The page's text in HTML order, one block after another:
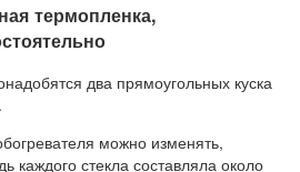
термопленка,
два прямоугольных куска
можно изменять,
каждого стекла составляла около